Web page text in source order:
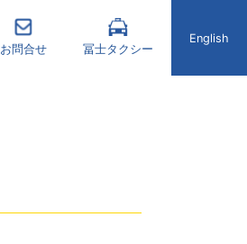
お問合せ 冨士タクシー
English